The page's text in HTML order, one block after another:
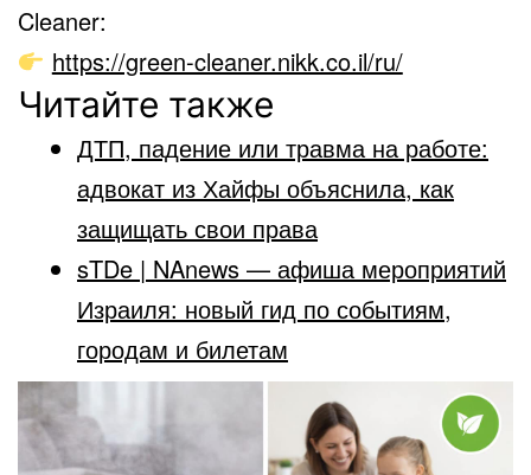
Cleaner:
https://green-cleaner.nikk.co.il/ru/
Читайте также
ДТП, падение или травма на работе:
адвокат из Хайфы объяснила, как
защищать свои права
sTDe | NAnews — афиша мероприятий
Израиля: новый гид по событиям,
городам и билетам